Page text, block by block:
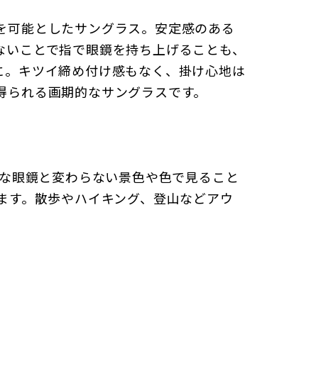
能としたサングラス。安定感のある
ことで指で眼鏡を持ち上げることも、
キツイ締め付け感もなく、掛け心地は
れる画期的なサングラスです。
眼鏡と変わらない景色や色で見ること
。散歩やハイキング、登山などアウ